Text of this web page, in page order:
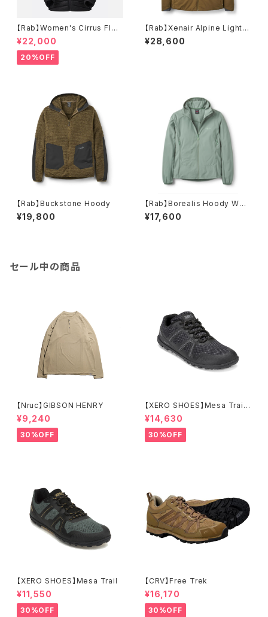
【Rab】Women's Cirrus Flex
Hoody
¥22,000
20%OFF
【Rab】Xenair Alpine Light J
acket
¥28,600
【Rab】Buckstone Hoody
¥19,800
【Rab】Borealis Hoody Wmn
s
¥17,600
セール中の商品
【Nruc】GIBSON HENRY
¥9,240
30%OFF
【XERO SHOES】Mesa Trail
WP (ブラック)
¥14,630
30%OFF
【XERO SHOES】Mesa Trail
¥11,550
30%OFF
【CRV】Free Trek
¥16,170
30%OFF